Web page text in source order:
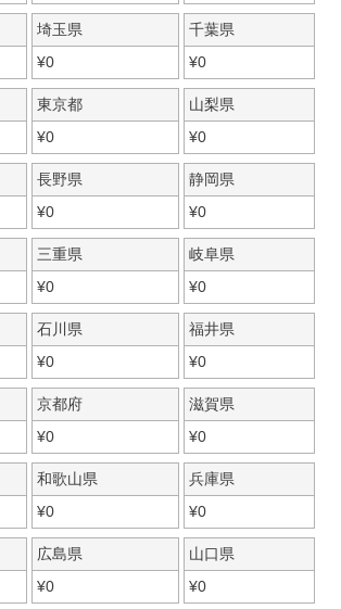
埼玉県
¥0
千葉県
¥0
東京都
¥0
山梨県
¥0
長野県
¥0
静岡県
¥0
三重県
¥0
岐阜県
¥0
石川県
¥0
福井県
¥0
京都府
¥0
滋賀県
¥0
和歌山県
¥0
兵庫県
¥0
広島県
¥0
山口県
¥0